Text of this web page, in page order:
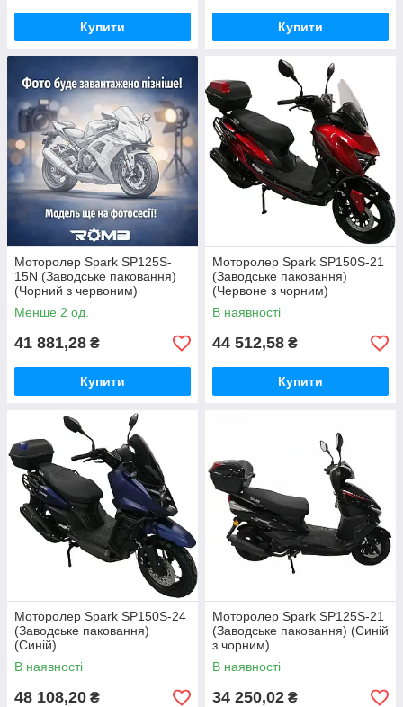
Купити Купити
Моторолер Spark SP125S-
15N (Заводське паковання)
(Чорний з червоним)
Менше 2 од.
41 881,28 ₴
Купити
Моторолер Spark SP150S-21
(Заводське паковання)
(Червоне з чорним)
В наявності
44 512,58 ₴
Купити
Моторолер Spark SP150S-24
(Заводське паковання)
(Синій)
В наявності
48 108,20 ₴
Моторолер Spark SP125S-21
(Заводське паковання) (Синій
з чорним)
В наявності
34 250,02 ₴